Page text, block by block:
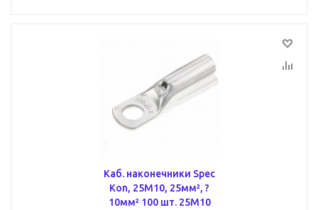
Каб. наконечники Spec
Kon, 25M10, 25мм², ?
10мм² 100 шт. 25M10